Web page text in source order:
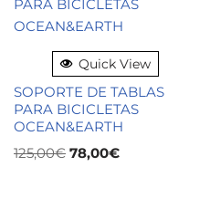
Quick View
SOPORTE DE TABLAS
PARA BICICLETAS
OCEAN&EARTH
125,00€ 78,00€